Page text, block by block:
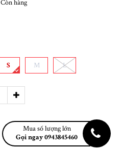
Còn hàng
S M L
Mua số lượng lớn
Gọi ngay 0943845460